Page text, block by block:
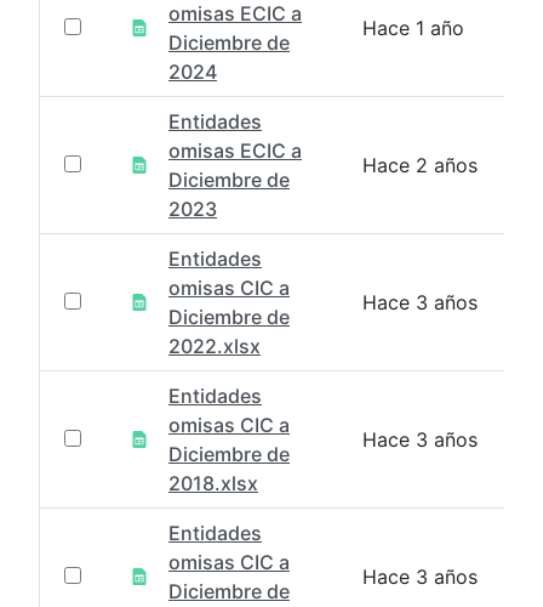
omisas ECIC a
Diciembre de
2024
Hace 1 año
Entidades
omisas ECIC a
Diciembre de
2023
Hace 2 años
Entidades
omisas CIC a
Diciembre de
2022.xlsx
Hace 3 años
Entidades
omisas CIC a
Diciembre de
2018.xlsx
Hace 3 años
Entidades
omisas CIC a
Diciembre de
Hace 3 años